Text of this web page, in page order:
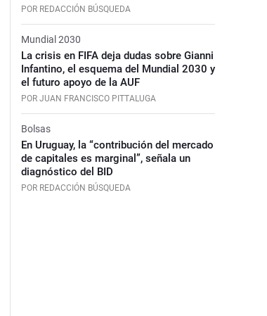
POR REDACCIÓN BÚSQUEDA
Mundial 2030
La crisis en FIFA deja dudas sobre Gianni
Infantino, el esquema del Mundial 2030 y
el futuro apoyo de la AUF
POR JUAN FRANCISCO PITTALUGA
Bolsas
En Uruguay, la “contribución del mercado
de capitales es marginal”, señala un
diagnóstico del BID
POR REDACCIÓN BÚSQUEDA